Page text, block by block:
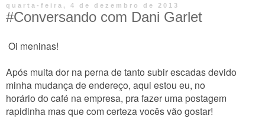
quarta-feira, 4 de dezembro de 2013
#Conversando com Dani Garlet
Oi meninas!
Após muita dor na perna de tanto subir escadas devido
minha mudança de endereço, aqui estou eu, no
horário do café na empresa, pra fazer uma postagem
rapidinha mas que com certeza vocês vão gostar!